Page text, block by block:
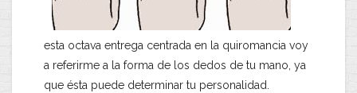
esta octava entrega centrada en la quiromancia voy
a referirme a la forma de los dedos de tu mano, ya
que ésta puede determinar tu personalidad.